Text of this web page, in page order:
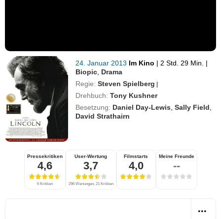
24. Januar 2013 Im Kino | 2 Std. 29 Min. |
Biopic Drama
Regie: Steven Spielberg |
Drehbuch: Tony Kushner
Besetzung: Daniel Day-Lewis ,Sally Field
David Strathairn
Pressekritiken
4,6
6 Kritiken
User-Wertung
3,7
296 Wertungen, 21 Kritiken
Filmstarts
4,0
Meine Freunde
--